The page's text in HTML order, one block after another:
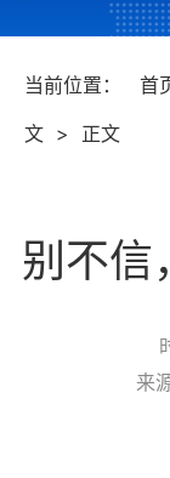
当前位置： 首
文 > 正文
别不信
来